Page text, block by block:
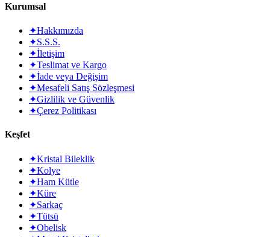
Kurumsal
✦Hakkımızda
✦S.S.S.
✦İletişim
✦Teslimat ve Kargo
✦İade veya Değişim
✦Mesafeli Satış Sözleşmesi
✦Gizlilik ve Güvenlik
✦Çerez Politikası
Keşfet
✦Kristal Bileklik
✦Kolye
✦Ham Kütle
✦Küre
✦Sarkaç
✦Tütsü
✦Obelisk